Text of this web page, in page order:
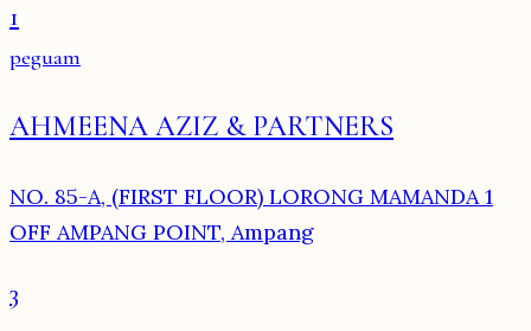
1
peguam
AHMEENA AZIZ & PARTNERS
NO. 85-A, (FIRST FLOOR) LORONG MAMANDA 1
OFF AMPANG POINT, Ampang
3